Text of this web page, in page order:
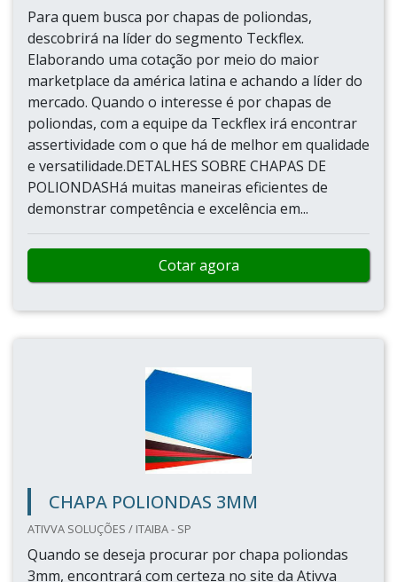
Para quem busca por chapas de poliondas,
descobrirá na líder do segmento Teckflex.
Elaborando uma cotação por meio do maior
marketplace da américa latina e achando a líder do
mercado. Quando o interesse é por chapas de
poliondas, com a equipe da Teckflex irá encontrar
assertividade com o que há de melhor em qualidade
e versatilidade.DETALHES SOBRE CHAPAS DE
POLIONDASHá muitas maneiras eficientes de
demonstrar competência e excelência em...
Cotar agora
CHAPA POLIONDAS 3MM
ATIVVA SOLUÇÕES / ITAIBA - SP
Quando se deseja procurar por chapa poliondas
3mm, encontrará com certeza no site da Ativva